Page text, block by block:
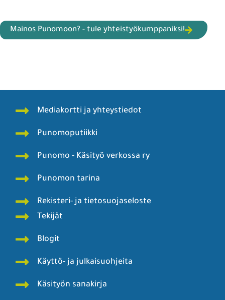
Mainos Punomoon? - tule yhteistyökumppaniksi!
Mediakortti ja yhteystiedot
Punomoputiikki
Punomo - Käsityö verkossa ry
Punomon tarina
Rekisteri- ja tietosuojaseloste
Tekijät
Blogit
Käyttö- ja julkaisuohjeita
Käsityön sanakirja